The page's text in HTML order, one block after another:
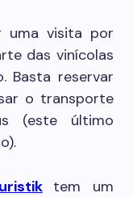
uma visita por
das vinícolas
Basta reservar
o transporte
(este último
tem um